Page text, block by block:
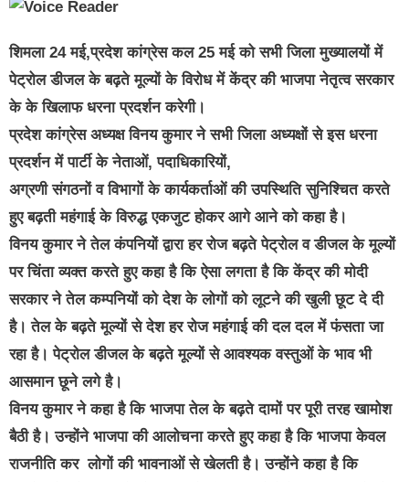
शिमला 24 मई,प्रदेश कांग्रेस कल 25 मई को सभी जिला मुख्यालयों में
पेट्रोल डीजल के बढ़ते मूल्यों के विरोध में केंद्र की भाजपा नेतृत्व सरकार
के के खिलाफ धरना प्रदर्शन करेगी।
प्रदेश कांग्रेस अध्यक्ष विनय कुमार ने सभी जिला अध्यक्षों से इस धरना
प्रदर्शन में पार्टी के नेताओं, पदाधिकारियों,
अग्रणी संगठनों व विभागों के कार्यकर्ताओं की उपस्थिति सुनिश्चित करते
हुए बढ़ती महंगाई के विरुद्ध एकजुट होकर आगे आने को कहा है।
विनय कुमार ने तेल कंपनियों द्वारा हर रोज बढ़ते पेट्रोल व डीजल के मूल्यों
पर चिंता व्यक्त करते हुए कहा है कि ऐसा लगता है कि केंद्र की मोदी
सरकार ने तेल कम्पनियों को देश के लोगों को लूटने की खुली छूट दे दी
है। तेल के बढ़ते मूल्यों से देश हर रोज महंगाई की दल दल में फंसता जा
रहा है। पेट्रोल डीजल के बढ़ते मूल्यों से आवश्यक वस्तुओं के भाव भी
आसमान छूने लगे है।
विनय कुमार ने कहा है कि भाजपा तेल के बढ़ते दामों पर पूरी तरह खामोश
बैठी है। उन्होंने भाजपा की आलोचना करते हुए कहा है कि भाजपा केवल
राजनीति कर लोगों की भावनाओं से खेलती है। उन्होंने कहा है कि